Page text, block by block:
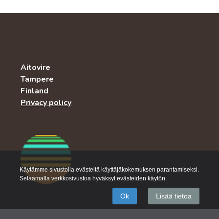
Aitovire
Tampere
Finland
Privacy policy
Käytämme sivustolla evästeitä käyttäjäkokemuksen parantamiseksi.
Selaamalla verkkosivustoa hyväksyt evästeiden käytön.
Ok Lisää tietoa